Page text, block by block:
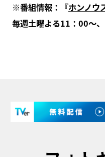
※番組情報：『ホンノウ
毎週土曜よる11：00～